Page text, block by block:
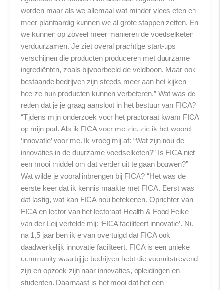
worden maar als we allemaal wat minder vlees eten en
meer plantaardig kunnen we al grote stappen zetten. En
we kunnen op zoveel meer manieren de voedselketen
verduurzamen. Je ziet overal prachtige start-ups
verschijnen die producten produceren met duurzame
ingrediënten, zoals bijvoorbeeld de veldboon. Maar ook
bestaande bedrijven zijn steeds meer aan het kijken
hoe ze hun producten kunnen verbeteren.” Wat was de
reden dat je je graag aansloot in het bestuur van FICA?
“Tijdens mijn onderzoek voor het practoraat kwam FICA
op mijn pad. Als ik FICA voor me zie, zie ik het woord
‘innovatie’ voor me. Ik vroeg mij af: “Wat zijn nou de
innovaties in de duurzame voedselketen?” Is FICA niet
een mooi middel om dat verder uit te gaan bouwen?”
Wat wilde je vooral inbrengen bij FICA? “Het was de
eerste keer dat ik kennis maakte met FICA. Eerst was
dat lastig, wat kan FICA nou betekenen. Oprichter van
FICA en lector van het lectoraat Health & Food Feike
van der Leij vertelde mij: ‘FICA faciliteert innovatie’. Nu
na 1,5 jaar ben ik ervan overtuigd dat FICA ook
daadwerkelijk innovatie faciliteert. FICA is een unieke
community waarbij je bedrijven hebt die vooruitstrevend
zijn en opzoek zijn naar innovaties, opleidingen en
studenten. Daarnaast is het mooi dat het een